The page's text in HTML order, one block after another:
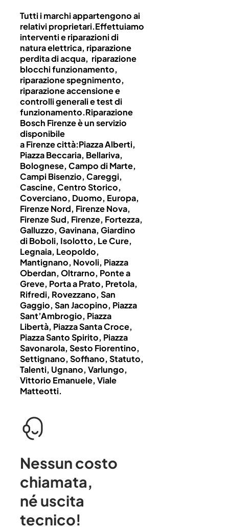
Tutti i marchi appartengono ai
relativi proprietari.Effettuiamo
interventi e riparazioni di
natura elettrica, riparazione
perdita di acqua, riparazione
blocchi funzionamento,
riparazione spegnimento,
riparazione accensione e
controlli generali e test di
funzionamento.Riparazione
Bosch Firenze è un servizio
disponibile
a Firenze città:Piazza Alberti,
Piazza Beccaria, Bellariva,
Bolognese, Campo di Marte,
Campi Bisenzio, Careggi,
Cascine, Centro Storico,
Coverciano, Duomo, Europa,
Firenze Nord, Firenze Nova,
Firenze Sud, Firenze, Fortezza,
Galluzzo, Gavinana, Giardino
di Boboli, Isolotto, Le Cure,
Legnaia, Leopoldo,
Mantignano, Novoli, Piazza
Oberdan, Oltrarno, Ponte a
Greve, Porta a Prato, Pretola,
Rifredi, Rovezzano, San
Gaggio, San Jacopino, Piazza
Sant’Ambrogio, Piazza
Libertà, Piazza Santa Croce,
Piazza Santo Spirito, Piazza
Savonarola, Sesto Fiorentino,
Settignano, Soffiano, Statuto,
Talenti, Ugnano, Varlungo,
Vittorio Emanuele, Viale
Matteotti.
Nessun costo
chiamata,
né uscita
tecnico!